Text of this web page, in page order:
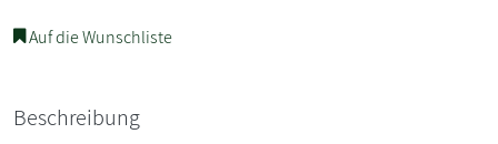
Auf die Wunschliste
Beschreibung